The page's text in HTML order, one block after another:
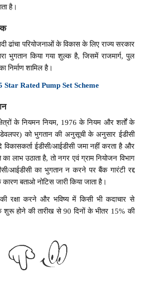
है।
ढांचा परियोजनाओं के विकास के लिए राज्य सरकार
भुगतान किया गया शुल्क है, जिसमें राजमार्ग, पुल
निर्माण शामिल है।
Star Rated Pump Set Scheme
के नियमन नियम, 1976 के नियम और शर्तों के
को भुगतान की अनुसूची के अनुसार ईडीसी
विकासकर्ता ईडीसी/आईडीसी जमा नहीं करता है और
का लाभ उठाता है, तो नगर एवं ग्राम नियोजन विभाग
आईडीसी का भुगतान न करने पर बैंक गारंटी रद्द
बताओ नोटिस जारी किया जाता है।
की रक्षा करने और भविष्य में किसी भी कदाचार से
शुरू होने की तारीख से 90 दिनों के भीतर 15% की